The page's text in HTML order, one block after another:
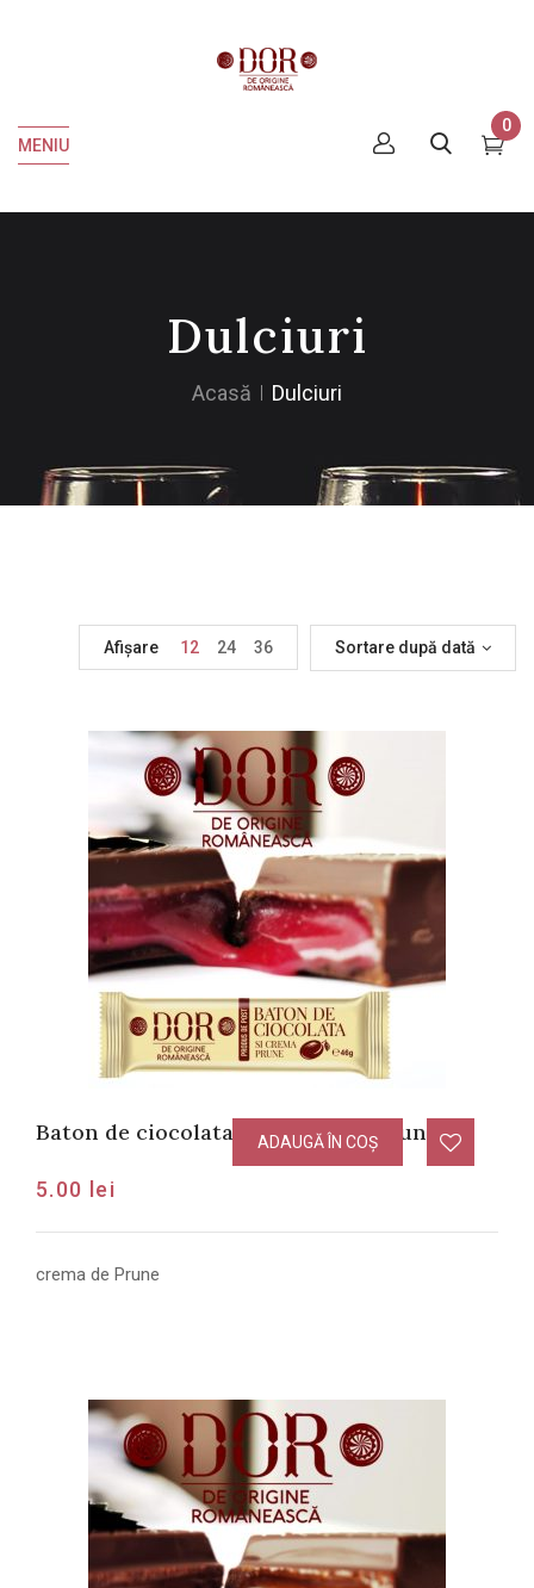
MENIU
0
Dulciuri
Acasă Dulciuri
Sortare după dată
Afișare 12 24 36
Baton de ciocolata cu crema de Prune
5.00 lei
ADAUGĂ ÎN COȘ
crema de Prune